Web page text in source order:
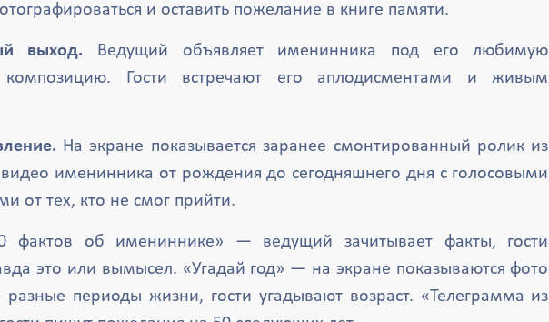
и оставить пожелание в книге памяти.
выход. Ведущий объявляет именинника под его любимую
композицию. Гости встречают его аплодисментами и живым
На экране показывается заранее смонтированный ролик из
именинника от рождения до сегодняшнего дня с голосовыми
от тех, кто не смог прийти.
фактов об имениннике» — ведущий зачитывает факты, гости
это или вымысел. «Угадай год» — на экране показываются фото
периоды жизни, гости угадывают возраст. «Телеграмма из